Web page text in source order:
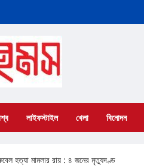
লাইফস্টাইল খেলা বিনোদন
হত্যা মামলার রায় : ৪ জনের মৃত্যুদণ্ড